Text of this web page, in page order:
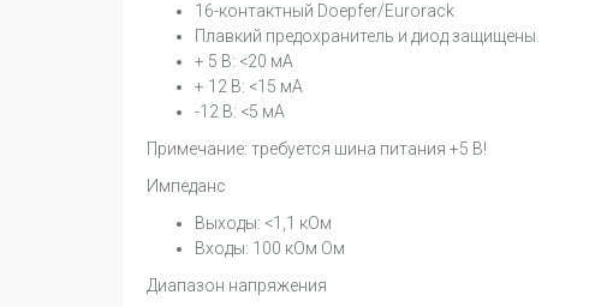
16-контактный Doepfer/Eurorack
Плавкий предохранитель и диод защищены.
+ 5 В: <20 мА
+ 12 В: <15 мА
-12 В: <5 мА
Примечание: требуется шина питания +5 В!
Импеданс
Выходы: <1,1 кОм
Входы: 100 кОм Ом
Диапазон напряжения